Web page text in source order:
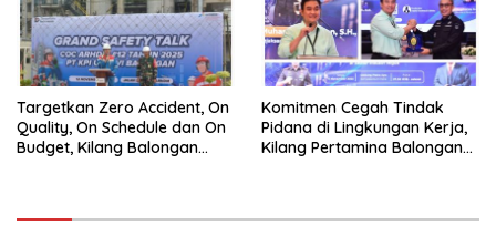
Targetkan Zero Accident, On
Quality, On Schedule dan On
Budget, Kilang Balongan
Komitmen Cegah Tindak
Pidana di Lingkungan Kerja,
Kilang Pertamina Balongan